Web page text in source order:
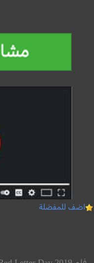
اضف للمفضلة